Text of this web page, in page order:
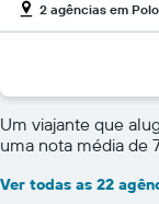
2 agências em
Um viajante que
uma nota média de
Ver todas as 22